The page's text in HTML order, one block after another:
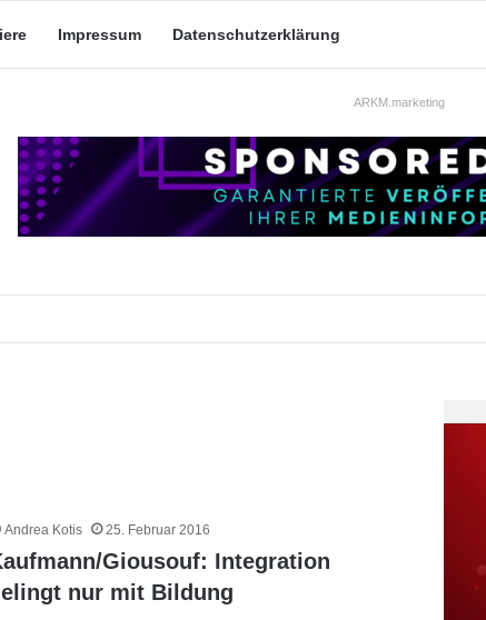
Impressum Datenschutzerklärung
ARKM.marketing
die akademische Schützenhilfe?
Andrea Kotis 25. Februar 2016
Giousouf: Integration
nur mit Bildung